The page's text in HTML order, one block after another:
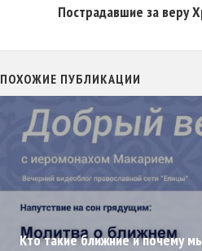
Пострадавшие за веру
ПОХОЖИЕ ПУБЛИКАЦИИ
Кто такие ближние и почему